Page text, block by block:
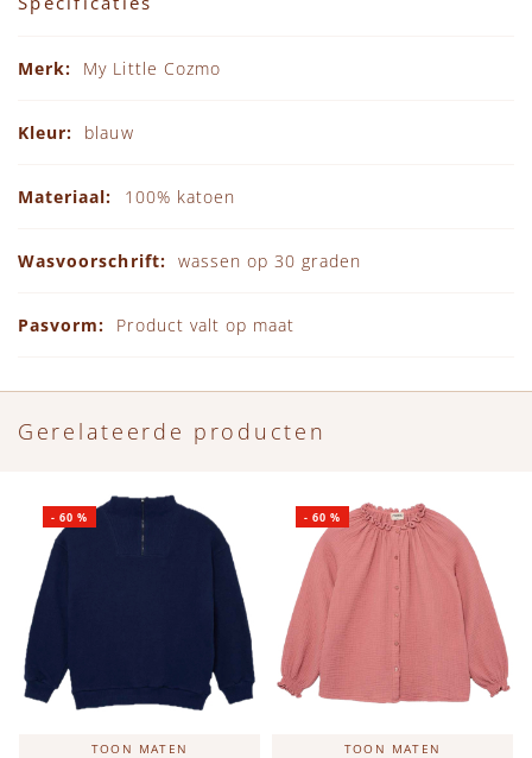
My Little Cozmo
blauw
100% katoen
wassen op 30 graden
Product valt op maat
Gerelateerde producten
TOON MATEN
-60 %
TOON MATEN
-60 %